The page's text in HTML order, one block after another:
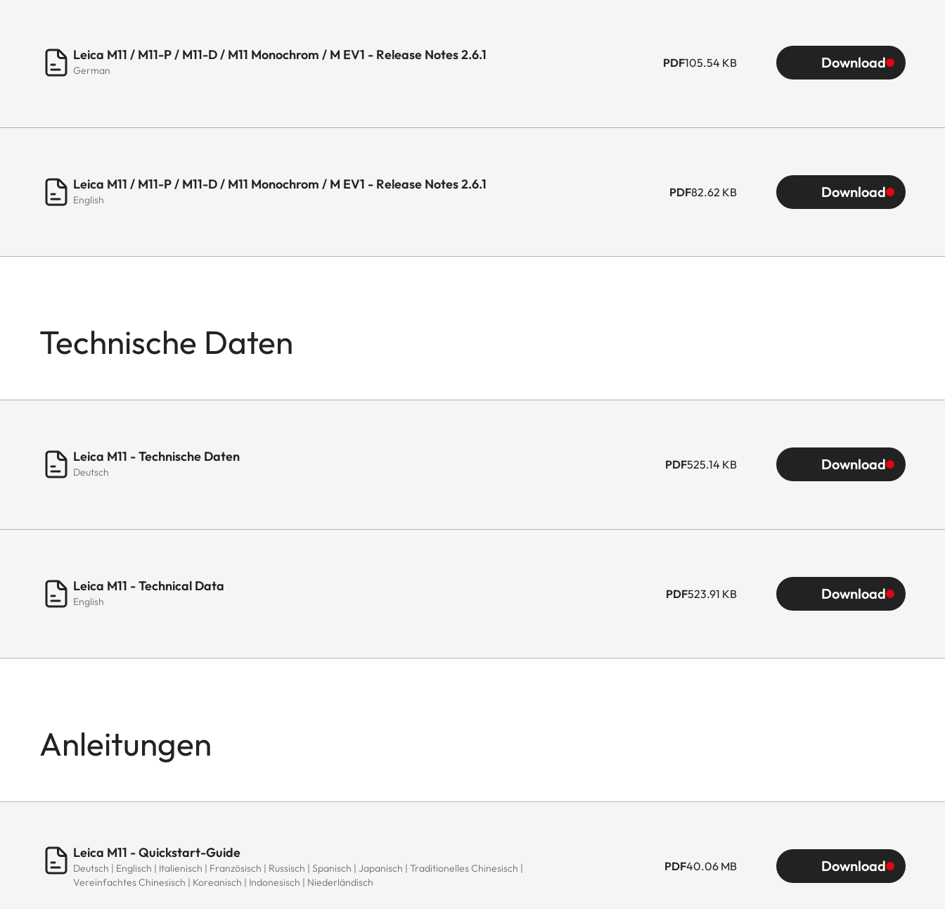
Leica M11 / M11-P / M11-D / M11 Monochrom / M EV1 - Release Notes 2.6.1
German
PDF105.54 KB Download
Leica M11 / M11-P / M11-D / M11 Monochrom / M EV1 - Release Notes 2.6.1
English
PDF82.62 KB Download
Technische Daten
Leica M11 - Technische Daten
Deutsch
PDF525.14 KB Download
Leica M11 - Technical Data
English
PDF523.91 KB Download
Anleitungen
Leica M11 - Quickstart-Guide
Deutsch | Englisch | Italienisch | Französisch | Russisch | Spanisch | Japanisch | Traditionelles Chinesisch |
Vereinfachtes Chinesisch | Koreanisch | Indonesisch | Niederländisch
PDF40.06 MB Download